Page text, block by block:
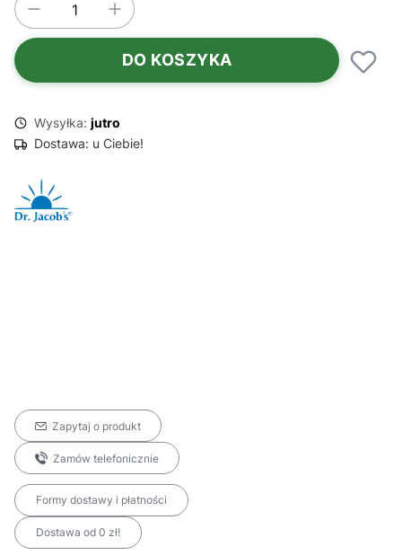
DO KOSZYKA
Wysyłka: jutro
Dostawa: u Ciebie!
Zapytaj o produkt
Zamów telefonicznie
Formy dostawy i płatności
Dostawa od 0 zł!